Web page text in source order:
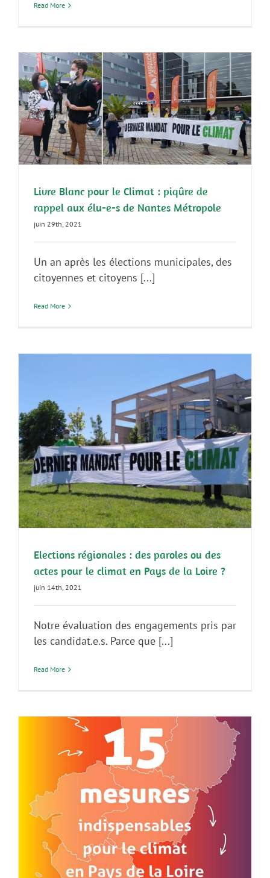
Read More
Livre Blanc pour le Climat : piqûre de
rappel aux élu-e-s de Nantes Métropole
juin 29th, 2021
Un an après les élections municipales, des
citoyennes et citoyens [...]
Read More
Elections régionales : des paroles ou des
actes pour le climat en Pays de la Loire ?
juin 14th, 2021
Notre évaluation des engagements pris par
les candidat.e.s. Parce que [...]
Read More